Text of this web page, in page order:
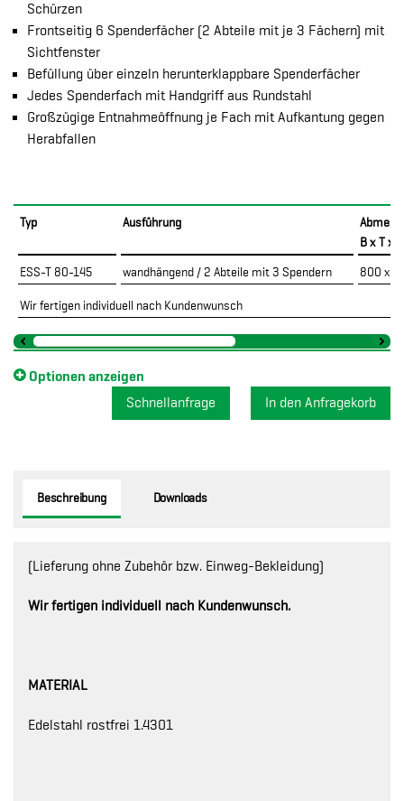
Schürzen
Frontseitig 6 Spenderfächer (2 Abteile mit je 3 Fächern) mit
Sichtfenster
Befüllung über einzeln herunterklappbare Spenderfächer
Jedes Spenderfach mit Handgriff aus Rundstahl
Großzügige Entnahmeöffnung je Fach mit Aufkantung gegen
Herabfallen
Typ Ausführung
B x T x
ESS-T 80-145 wandhängend / 2 Abteile mit 3 Spendern 800 x
Wir fertigen individuell nach Kundenwunsch
Optionen anzeigen
Schnellanfrage
Beschreibung Downloads
(Lieferung ohne Zubehör bzw. Einweg-Bekleidung)
Wir fertigen individuell nach Kundenwunsch.
MATERIAL
Edelstahl rostfrei 1.4301